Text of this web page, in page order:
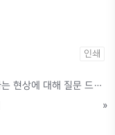
인쇄
Re:렌더뷰에서 메쉬의 터짐?깨짐? 까맣게 타는 현상에 대해 질문 드립니다.
»